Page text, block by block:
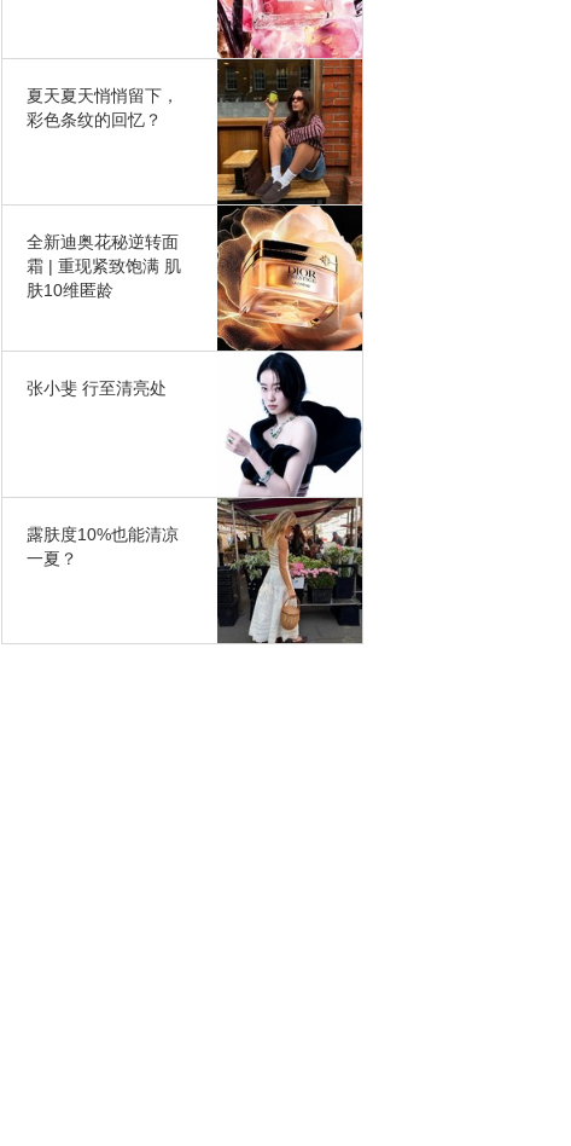
夏天夏天悄悄留下，
彩色条纹的回忆？
全新迪奥花秘逆转面
霜 | 重现紧致饱满 肌
肤10维匿龄
张小斐 行至清亮处
露肤度10%也能清凉
一夏？